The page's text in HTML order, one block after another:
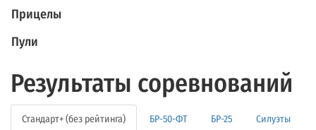
Прицелы
Пули
Результаты соревнований
Стандарт+ (без рейтинга) БР-50-ФТ БР-25 Силуэты